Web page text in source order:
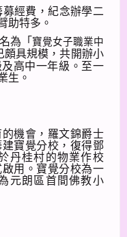
經費，紀念辦學二
助特多。
為「 寶覺女子職業中
頗具規模，共開辦小
高中一年級。至一
生。
機會，羅文錦爵士
寶覺分校，復得鄧
丹桂村的物業作校
用。寶覺分校為一
元朗區首間佛教小